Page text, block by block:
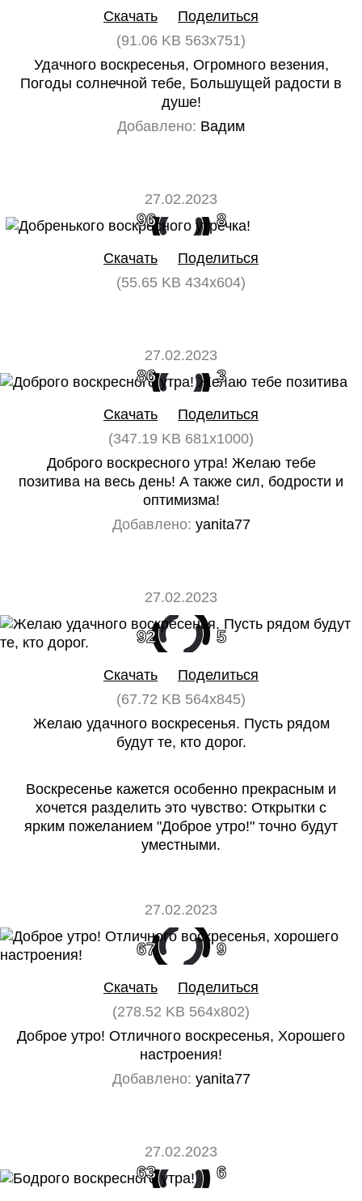
Скачать
Поделиться
(91.06 KB 563x751)
Удачного воскресенья, Огромного везения,
Погоды солнечной тебе, Большущей радости в
душе!
Добавлено: Вадим
27.02.2023
96 8
Скачать
Поделиться
(55.65 KB 434x604)
27.02.2023
86 3
Скачать
Поделиться
(347.19 KB 681x1000)
Доброго воскресного утра! Желаю тебе
позитива на весь день! А также сил, бодрости и
оптимизма!
Добавлено: yanita77
27.02.2023
92 5
Скачать
Поделиться
(67.72 KB 564x845)
Желаю удачного воскресенья. Пусть рядом
будут те, кто дорог.
Воскресенье кажется особенно прекрасным и
хочется разделить это чувство: Открытки с
ярким пожеланием "Доброе утро!" точно будут
уместными.
27.02.2023
67 9
Скачать
Поделиться
(278.52 KB 564x802)
Доброе утро! Отличного воскресенья, Хорошего
настроения!
Добавлено: yanita77
27.02.2023
63 6